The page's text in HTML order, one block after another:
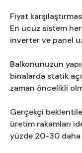
Fiyat
En ucuz sistem
inverter ve panel
Balkonunuzun
binalarda statik
zaman öncelikli
Gerçekçi
üretim rakamları
yüzde 20-30 daha